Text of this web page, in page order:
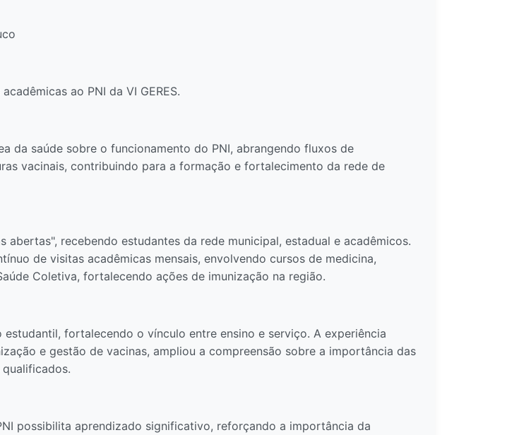
ao PNI da VI GERES.
da saúde sobre o funcionamento do PNI, abrangendo fluxos de
vacinais, contribuindo para a formação e fortalecimento da rede de
abertas", recebendo estudantes da rede municipal, estadual e acadêmicos.
de visitas acadêmicas mensais, envolvendo cursos de medicina,
Coletiva, fortalecendo ações de imunização na região.
fortalecendo o vínculo entre ensino e serviço. A experiência
e gestão de vacinas, ampliou a compreensão sobre a importância das
possibilita aprendizado significativo, reforçando a importância da